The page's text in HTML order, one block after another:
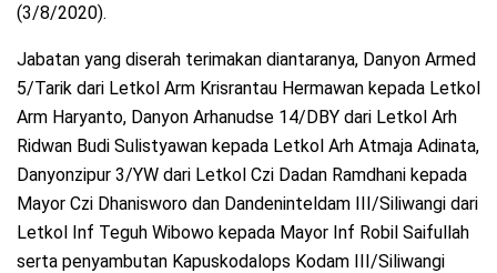
(3/8/2020).
Jabatan yang diserah terimakan diantaranya, Danyon Armed
5/Tarik dari Letkol Arm Krisrantau Hermawan kepada Letkol
Arm Haryanto, Danyon Arhanudse 14/DBY dari Letkol Arh
Ridwan Budi Sulistyawan kepada Letkol Arh Atmaja Adinata,
Danyonzipur 3/YW dari Letkol Czi Dadan Ramdhani kepada
Mayor Czi Dhanisworo dan Dandeninteldam III/Siliwangi dari
Letkol Inf Teguh Wibowo kepada Mayor Inf Robil Saifullah
serta penyambutan Kapuskodalops Kodam III/Siliwangi